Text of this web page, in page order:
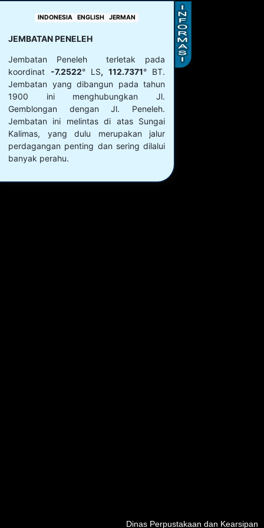
Dinas Perpustakaan dan Kearsipan
INDONESIA ENGLISH JERMAN
JEMBATAN PENELEH
Jembatan Peneleh terletak pada
koordinat -7.2522° LS, 112.7371° BT.
Jembatan yang dibangun pada tahun
1900 ini menghubungkan Jl.
Gemblongan dengan Jl. Peneleh.
Jembatan ini melintas di atas Sungai
Kalimas, yang dulu merupakan jalur
perdagangan penting dan sering dilalui
banyak perahu.